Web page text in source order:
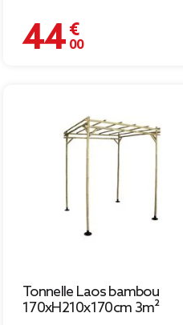
44,00 €
Tonnelle Laos bambou
170xH210x170cm 3m²